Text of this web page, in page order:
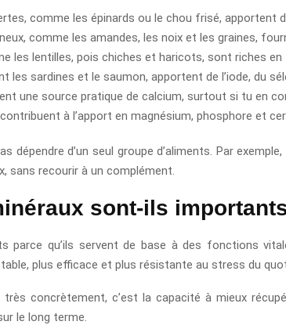
comme les épinards ou le chou frisé, apportent
comme les amandes, les noix et les graines,
les lentilles, pois chiches et haricots, sont riches
les sardines et le saumon, apportent de l’iode, du
une source pratique de calcium, surtout si tu en
à l’apport en magnésium, phosphore et
dépendre d’un seul groupe d’aliments. Par
sans recourir à un complément.
sont-ils
parce qu’ils servent de base à des fonctions
plus efficace et plus résistante au stress du
très concrètement, c’est la capacité à mieux
le long terme.